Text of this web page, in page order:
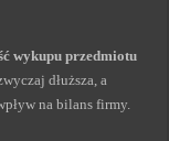
wykupu przedmiotu
dłuższa, a
na bilans firmy.